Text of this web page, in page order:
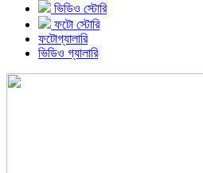
ভিডিও স্টোরি
ফটো স্টোরি
ফটোগ্যালারি
ভিডিও গ্যালারি